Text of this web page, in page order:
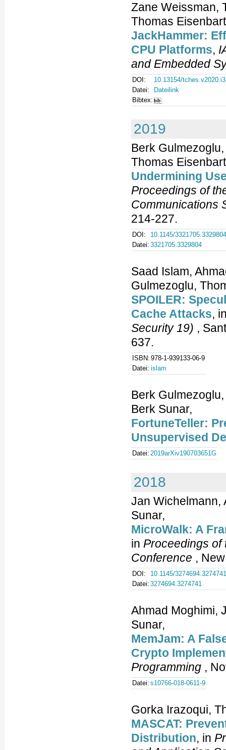
Zane Weissman,
Thomas
JackHammer:
CPU Platforms,
and Embedded
DOI:
10.13154/
Datei:
Dateilink
Bibtex:
2019
Berk
Thomas
Undermining
Proceedings of
Communications
214-227.
DOI:
10.1145/3321705.3329804
Datei: 3321705.3329804
Saad Islam,
Gulmezoglu,
SPOILER:
Cache Attacks,
Security 19) ,
637.
ISBN: 978-1-939133-06-9
Datei: islam
Berk
Berk Sunar,
FortuneTeller:
Unsupervised
Datei: 2019arXiv190703651G
2018
Jan Wichelmann,
Sunar,
MicroWalk: A
in Proceedings of
Conference ,
DOI:
10.1145/3274694.3274741
Datei: 3274694.3274741
Ahmad Moghimi,
Sunar,
MemJam: A
Crypto
Programming ,
Datei: s10766-018-0611-9
Gorka Irazoqui,
MASCAT:
Distribution, in